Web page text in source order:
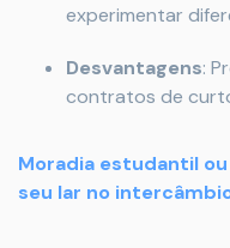
experimentar
Desvantagens:
contratos de
Moradia estudantil
seu lar no